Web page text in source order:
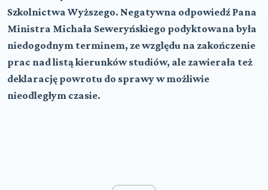
Szkolnictwa Wyższego. Negatywna odpowiedź Pana
Ministra Michała Seweryńskiego podyktowana była
niedogodnym terminem, ze względu na zakończenie
prac nad listą kierunków studiów, ale zawierała też
deklarację powrotu do sprawy w możliwie
nieodległym czasie.